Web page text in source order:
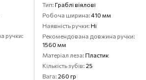
ручки
Тип Граблі віялові
Робоча ширина 410 мм
Наявність ручки Ні
Рекомендована довжина ручки
1560 мм
Матеріал леза Пластик
Кількість зубів 25
Вага 260 гр